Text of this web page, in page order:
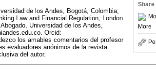
Share
More
de los Andes, Bogotá, Colombia;
Law and Financial Regulation, London
Universidad de los Andes,
Orcid:
los amables comentarios del profesor
evaluadores anónimos de la revista.
del autor.